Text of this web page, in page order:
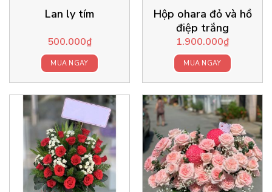
Lan ly tím
500.000₫
MUA NGAY
Hộp ohara đỏ và hồ
điệp trắng
1.900.000₫
MUA NGAY